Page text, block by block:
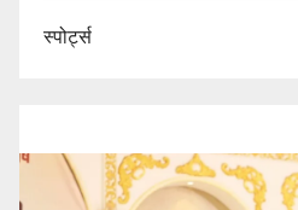
स्पोर्ट्स